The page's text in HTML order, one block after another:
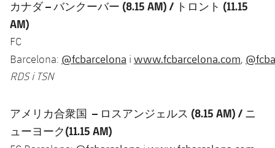
カナダ – バンクーバー (8.15 AM) / トロント (11.15
AM)
FC
Barcelona: @fcbarcelona i www.fcbarcelona.com,
RDS i TSN
アメリカ合衆国 – ロスアンジェルス (8.15 AM) / ニ
ューヨーク(11.15 AM)